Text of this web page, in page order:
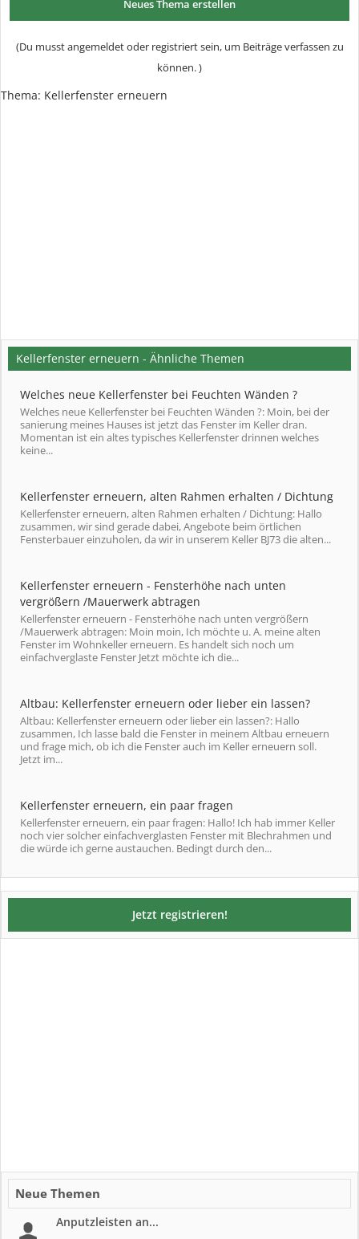
Neues Thema erstellen
(Du musst angemeldet oder registriert sein, um Beiträge verfassen zu
können. )
Thema: Kellerfenster erneuern
Kellerfenster erneuern - Ähnliche Themen
Welches neue Kellerfenster bei Feuchten Wänden ?
Welches neue Kellerfenster bei Feuchten Wänden ?: Moin, bei der
sanierung meines Hauses ist jetzt das Fenster im Keller dran.
Momentan ist ein altes typisches Kellerfenster drinnen welches
keine...
Kellerfenster erneuern, alten Rahmen erhalten / Dichtung
Kellerfenster erneuern, alten Rahmen erhalten / Dichtung: Hallo
zusammen, wir sind gerade dabei, Angebote beim örtlichen
Fensterbauer einzuholen, da wir in unserem Keller BJ73 die alten...
Kellerfenster erneuern - Fensterhöhe nach unten
vergrößern /Mauerwerk abtragen
Kellerfenster erneuern - Fensterhöhe nach unten vergrößern
/Mauerwerk abtragen: Moin moin, Ich möchte u. A. meine alten
Fenster im Wohnkeller erneuern. Es handelt sich noch um
einfachverglaste Fenster Jetzt möchte ich die...
Altbau: Kellerfenster erneuern oder lieber ein lassen?
Altbau: Kellerfenster erneuern oder lieber ein lassen?: Hallo
zusammen, Ich lasse bald die Fenster in meinem Altbau erneuern
und frage mich, ob ich die Fenster auch im Keller erneuern soll.
Jetzt im...
Kellerfenster erneuern, ein paar fragen
Kellerfenster erneuern, ein paar fragen: Hallo! Ich hab immer Keller
noch vier solcher einfachverglasten Fenster mit Blechrahmen und
die würde ich gerne austauchen. Bedingt durch den...
Jetzt registrieren!
Neue Themen
Anputzleisten an...